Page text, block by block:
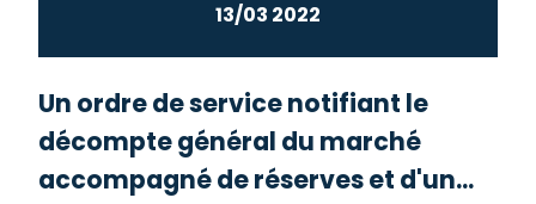
13/03 2022
Un ordre de service notifiant le
décompte général du marché
accompagné de réserves et d'un...